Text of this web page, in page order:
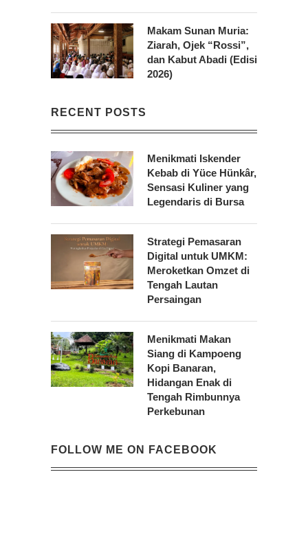
Makam Sunan Muria:
Ziarah, Ojek “Rossi”,
dan Kabut Abadi (Edisi
2026)
RECENT POSTS
Menikmati Iskender
Kebab di Yüce Hünkâr,
Sensasi Kuliner yang
Legendaris di Bursa
Strategi Pemasaran
Digital untuk UMKM:
Meroketkan Omzet di
Tengah Lautan
Persaingan
Menikmati Makan
Siang di Kampoeng
Kopi Banaran,
Hidangan Enak di
Tengah Rimbunnya
Perkebunan
FOLLOW ME ON FACEBOOK